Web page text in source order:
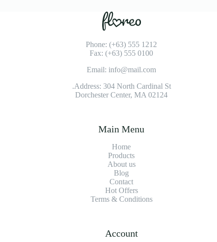
Phone: (+63) 555 1212
Fax: (+63) 555 0100
Email: info@mail.com
Address: 304 North Cardinal St.
Dorchester Center, MA 02124
Main Menu
Home
Products
About us
Blog
Contact
Hot Offers
Terms & Conditions
Account